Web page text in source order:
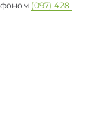
(097) 428